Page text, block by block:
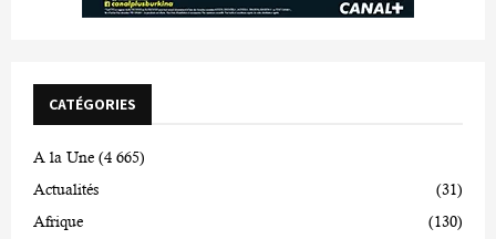
CATÉGORIES
A la Une (4 665)
Actualités
(31)
Afrique
(130)